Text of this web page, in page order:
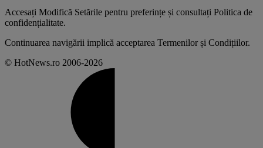
Accesați Modifică Setările pentru preferințe și consultați Politica de
confidențialitate.
Continuarea navigării implică acceptarea Termenilor și Condițiilor.
© HotNews.ro 2006-2026